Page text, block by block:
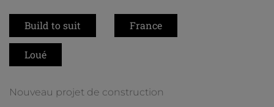
Build to suit France
Loué
Nouveau projet de construction